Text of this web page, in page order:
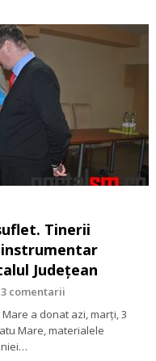
Tinerii
Județean
3 comentarii
a donat azi, marți, 3
Mare, materialele